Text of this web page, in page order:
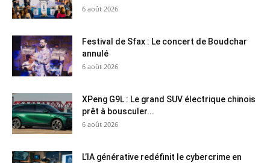
6 août 2026
Festival de Sfax : Le concert de Boudchar
annulé
6 août 2026
XPeng G9L : Le grand SUV électrique chinois
prêt à bousculer...
6 août 2026
L’IA générative redéfinit le cybercrime en